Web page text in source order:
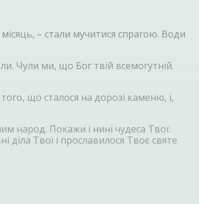
– стали мучитися спрагою. Води
Чули ми, що Бог твій всемогутній.
що сталося на дорозі каменю, і,
народ. Покажи і нині чудеса Твої:
діла Твої і прославилося Твоє святе